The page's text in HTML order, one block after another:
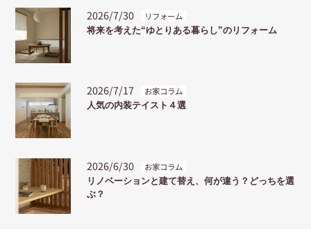
2026/7/30 リフォーム
将来を考えた“ゆとりある暮らし”のリフォーム
2026/7/17 お家コラム
人気の内装テイスト４選
2026/6/30 お家コラム
リノベーションと建て替え、何が違う？どっちを選
ぶ？